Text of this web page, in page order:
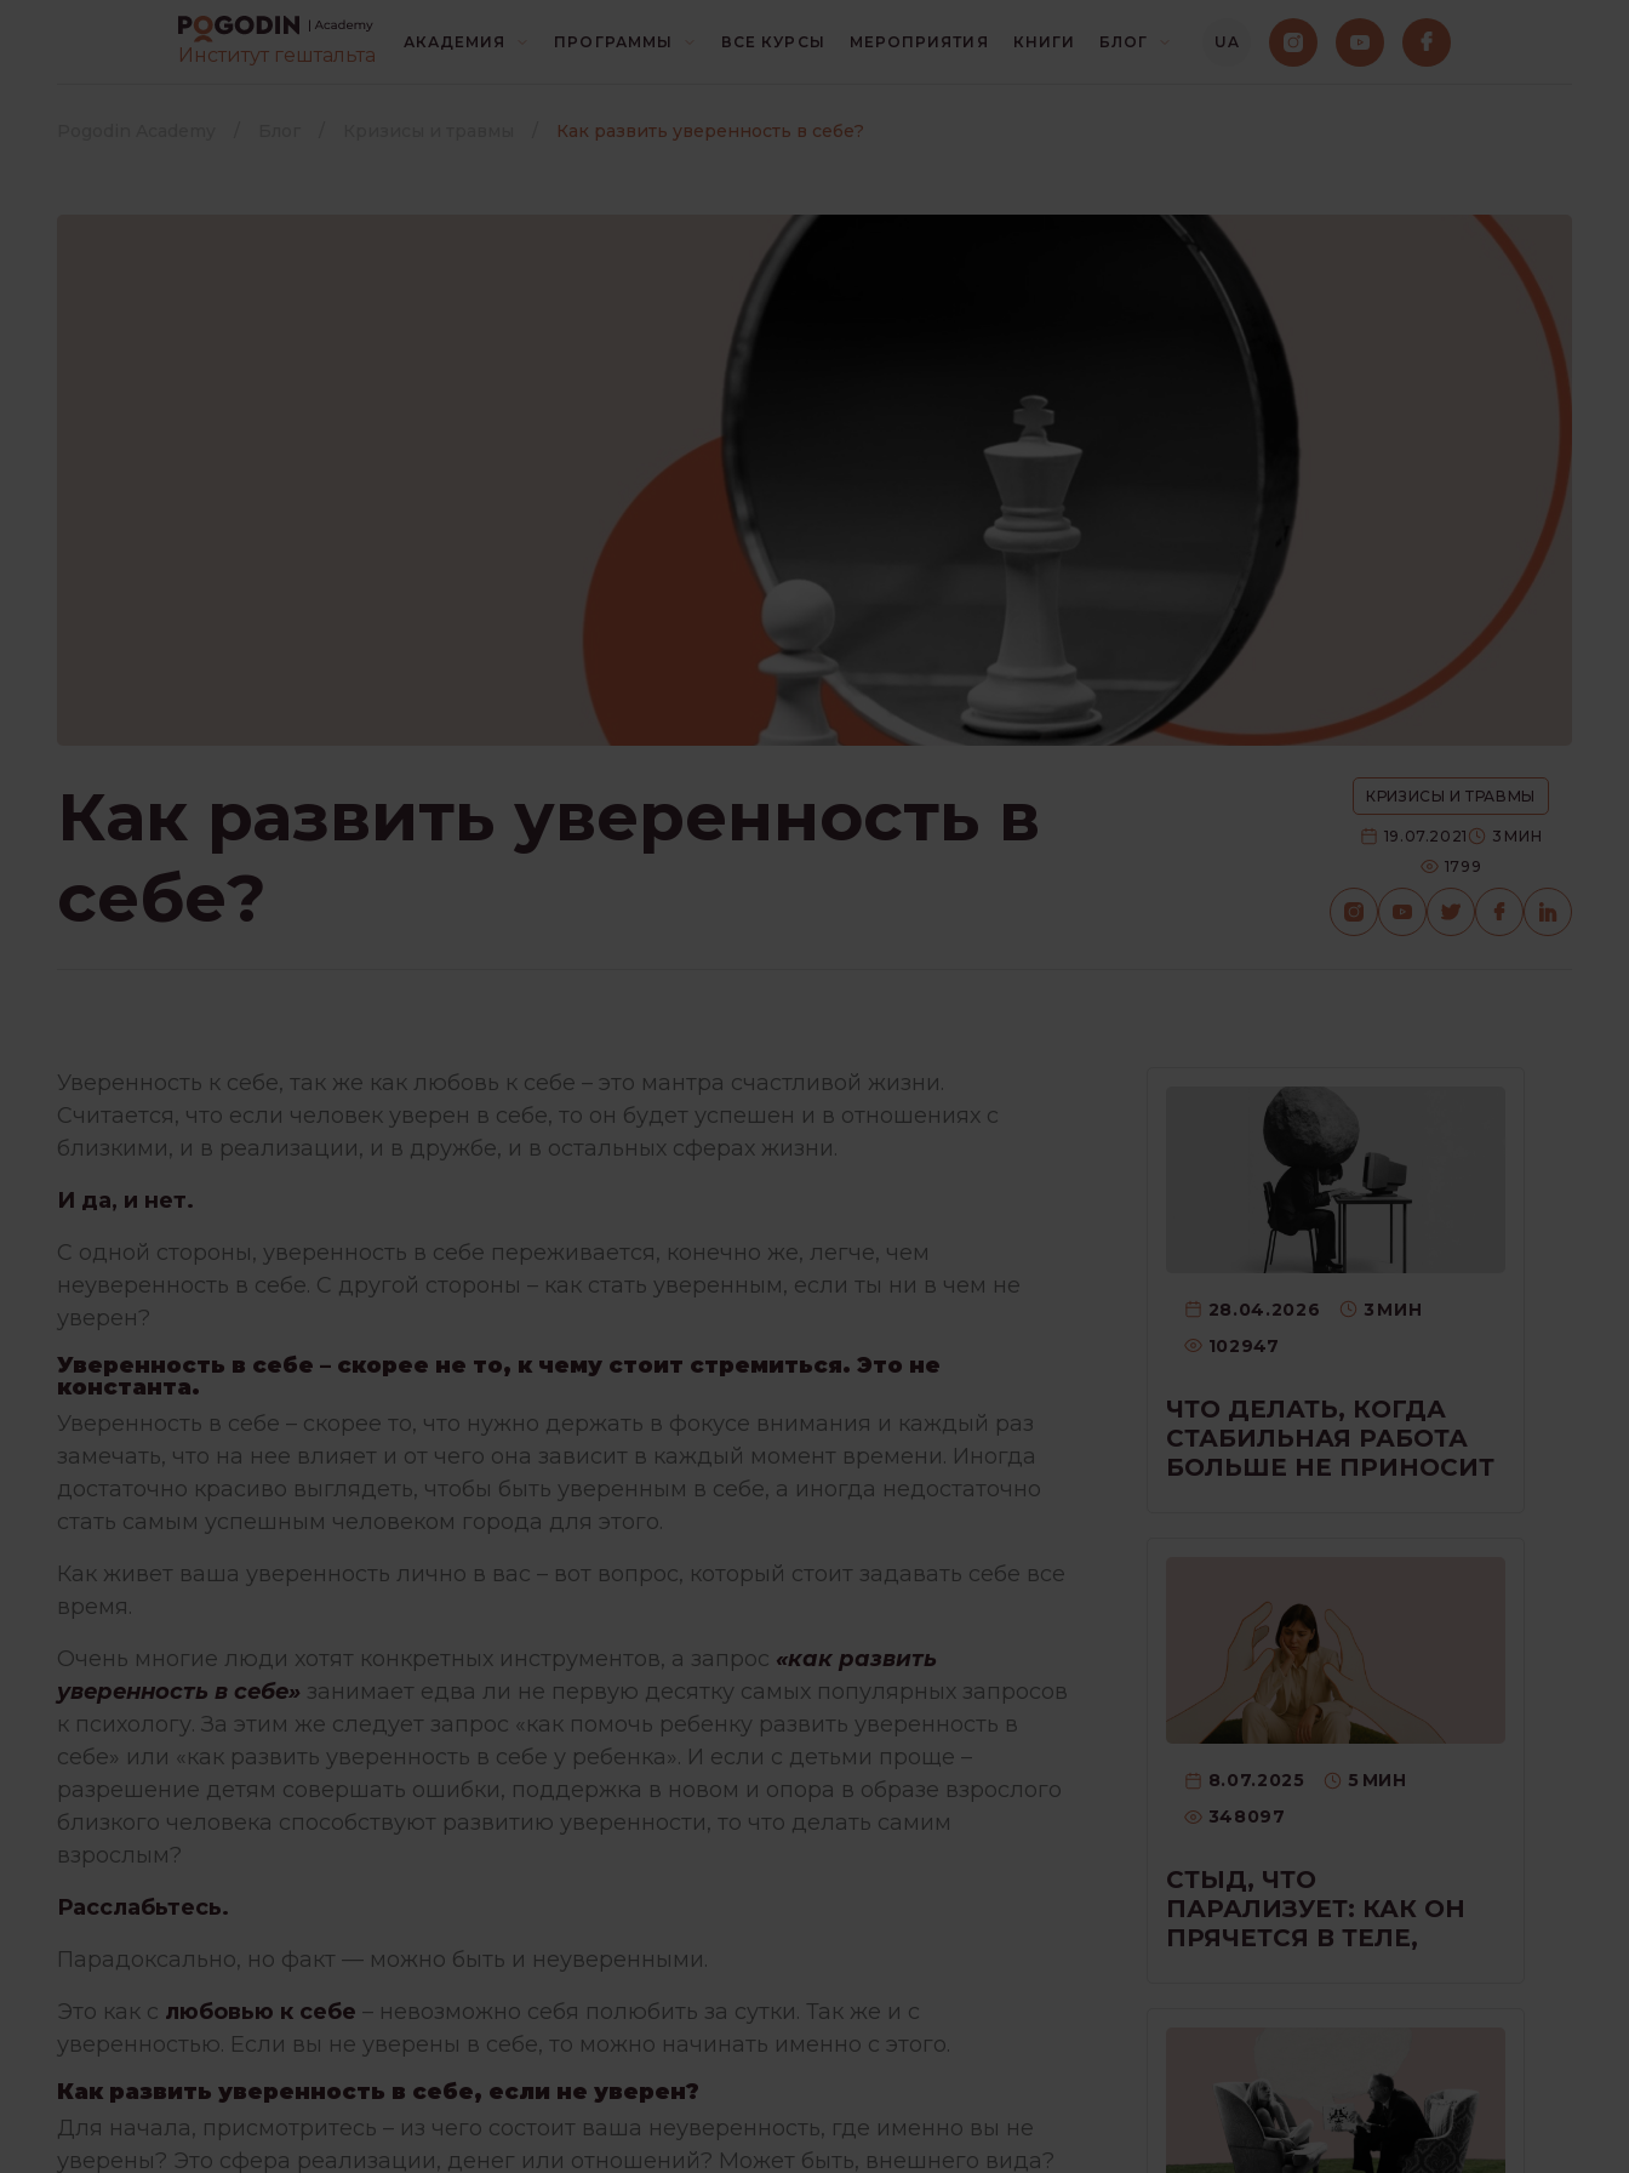
Институт гештальта
АКАДЕМИЯ ПРОГРАММЫ ВСЕ КУРСЫ МЕРОПРИЯТИЯ КНИГИ БЛОГ UA
Как развить уверенность в себе?
Как развить уверенность в
себе?
КРИЗИСЫ И ТРАВМЫ
19.07.2021 3 МИН
1799
Уверенность к себе, так же как любовь к себе – это мантра счастливой жизни.
Считается, что если человек уверен в себе, то он будет успешен и в отношениях с
близкими, и в реализации, и в дружбе, и в остальных сферах жизни.
И да, и нет.
С одной стороны, уверенность в себе переживается, конечно же, легче, чем
неуверенность в себе. С другой стороны – как стать уверенным, если ты ни в чем не
уверен?
Уверенность в себе – скорее не то, к чему стоит стремиться. Это не
константа.
Уверенность в себе – скорее то, что нужно держать в фокусе внимания и каждый раз
замечать, что на нее влияет и от чего она зависит в каждый момент времени. Иногда
достаточно красиво выглядеть, чтобы быть уверенным в себе, а иногда недостаточно
стать самым успешным человеком города для этого.
Как живет ваша уверенность лично в вас – вот вопрос, который стоит задавать себе все
время.
Очень многие люди хотят конкретных инструментов, а запрос «как развить
уверенность в себе» занимает едва ли не первую десятку самых популярных запросов
к психологу. За этим же следует запрос «как помочь ребенку развить уверенность в
себе» или «как развить уверенность в себе у ребенка». И если с детьми проще –
разрешение детям совершать ошибки, поддержка в новом и опора в образе взрослого
близкого человека способствуют развитию уверенности, то что делать самим
взрослым?
Расслабьтесь.
Парадоксально, но факт — можно быть и неуверенными.
Это как с любовью к себе – невозможно себя полюбить за сутки. Так же и с
уверенностью. Если вы не уверены в себе, то можно начинать именно с этого.
Как развить уверенность в себе, если не уверен?
Для начала, присмотритесь – из чего состоит ваша неуверенность, где именно вы не
уверены? Это сфера реализации, денег или отношений? Может быть, внешнего вида?
28.04.2026 3 МИН
102947
ЧТО ДЕЛАТЬ, КОГДА
СТАБИЛЬНАЯ РАБОТА
БОЛЬШЕ НЕ ПРИНОСИТ
8.07.2025 5 МИН
348097
СТЫД, ЧТО
ПАРАЛИЗУЕТ: КАК ОН
ПРЯЧЕТСЯ В ТЕЛЕ,
ПРАКТИКА ГЕШТАЛЬТ-ТЕРАПИИ
ПРИСУТСТВИЕ И ОСОЗНАВАНИЕ ПСИХОЛОГИЯ
РАБОТА С ПСИХОЛОГОМ